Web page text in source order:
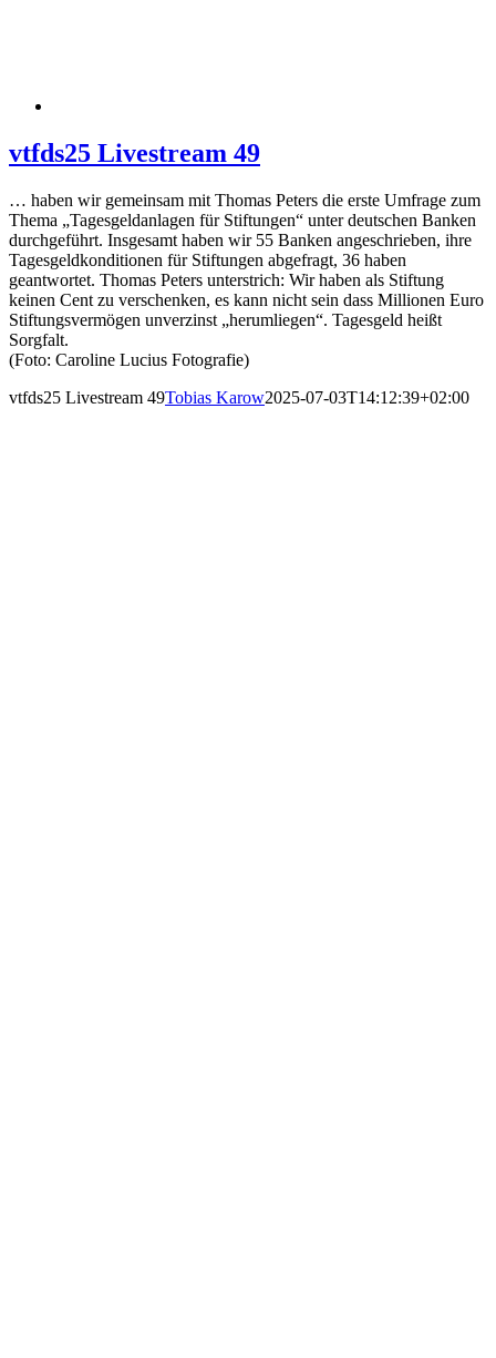
vtfds25 Livestream 49
… haben wir gemeinsam mit Thomas Peters die erste Umfrage zum
Thema „Tagesgeldanlagen für Stiftungen“ unter deutschen Banken
durchgeführt. Insgesamt haben wir 55 Banken angeschrieben, ihre
Tagesgeldkonditionen für Stiftungen abgefragt, 36 haben
geantwortet. Thomas Peters unterstrich: Wir haben als Stiftung
keinen Cent zu verschenken, es kann nicht sein dass Millionen Euro
Stiftungsvermögen unverzinst „herumliegen“. Tagesgeld heißt
Sorgfalt.
(Foto: Caroline Lucius Fotografie)
vtfds25 Livestream 49Tobias Karow2025-07-03T14:12:39+02:00